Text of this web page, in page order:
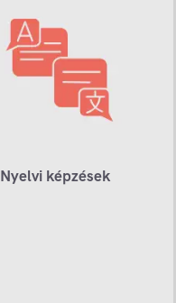
Nyelvi képzések